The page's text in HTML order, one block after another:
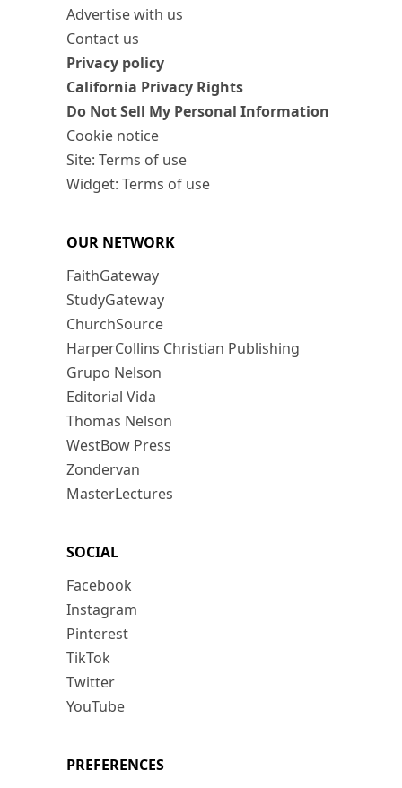
Advertise with us
Contact us
Privacy policy
California Privacy Rights
Do Not Sell My Personal Information
Cookie notice
Site: Terms of use
Widget: Terms of use
OUR NETWORK
FaithGateway
StudyGateway
ChurchSource
HarperCollins Christian Publishing
Grupo Nelson
Editorial Vida
Thomas Nelson
WestBow Press
Zondervan
MasterLectures
SOCIAL
Facebook
Instagram
Pinterest
TikTok
Twitter
YouTube
PREFERENCES